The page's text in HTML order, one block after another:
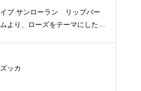
イブ サンローラン リップバー
ムより、ローズをテーマにした新
ズッカ